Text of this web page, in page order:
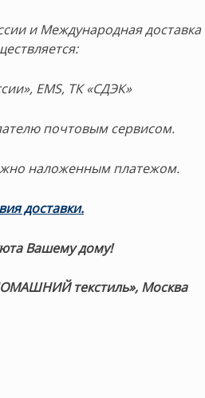
и Международная доставка
EMS, ТК «СДЭК»
почтовым сервисом.
наложенным платежом.
доставки.
Вашему дому!
текстиль», Москва